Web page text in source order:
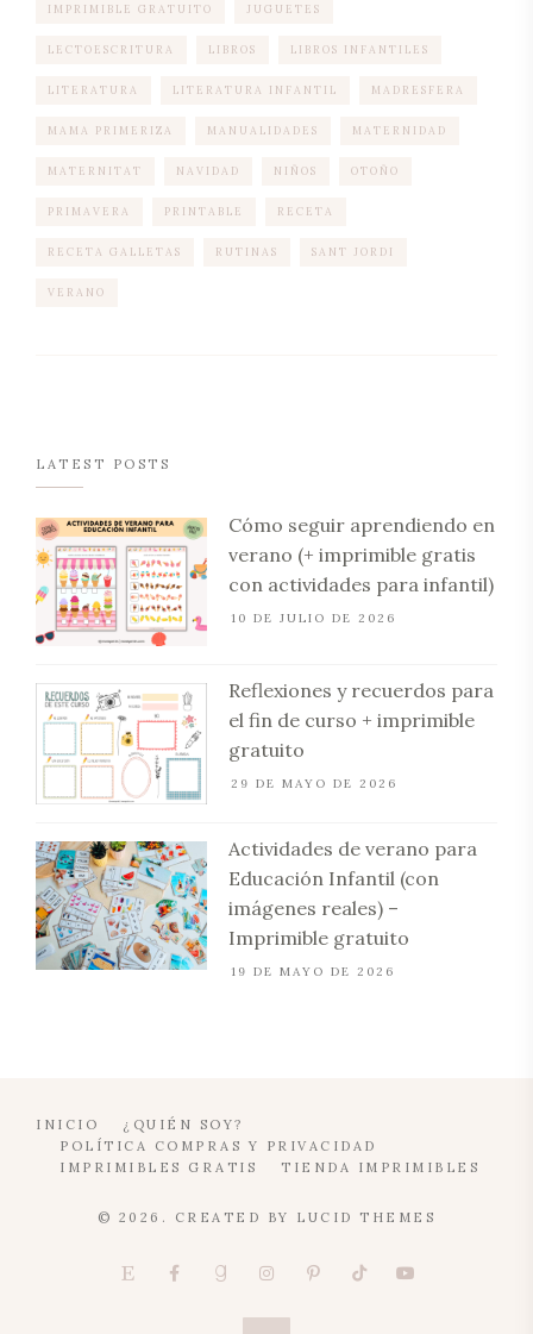
IMPRIMIBLE GRATUITO JUGUETES
LECTOESCRITURA LIBROS LIBROS INFANTILES
LITERATURA LITERATURA INFANTIL MADRESFERA
MAMA PRIMERIZA MANUALIDADES MATERNIDAD
MATERNITAT NAVIDAD NIÑOS OTOÑO
PRIMAVERA PRINTABLE RECETA
RECETA GALLETAS RUTINAS SANT JORDI
VERANO
LATEST POSTS
Cómo seguir aprendiendo en
verano (+ imprimible gratis
con actividades para infantil)
10 DE JULIO DE 2026
Reflexiones y recuerdos para
el fin de curso + imprimible
gratuito
29 DE MAYO DE 2026
Actividades de verano para
Educación Infantil (con
imágenes reales) –
Imprimible gratuito
19 DE MAYO DE 2026
INICIO
¿QUIÉN SOY?
POLÍTICA COMPRAS Y PRIVACIDAD
IMPRIMIBLES GRATIS
TIENDA IMPRIMIBLES
© 2026. CREATED BY LUCID THEMES